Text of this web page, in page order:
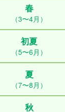
春
（3〜4月）
初夏
（5〜6月）
夏
（7〜8月）
秋